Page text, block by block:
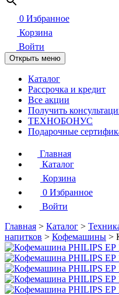
0 Избранное
Корзина
Войти
Открыть меню
Каталог
Рассрочка и кредит
Все акции
Получить
ТЕХНОБОНУС
Подарочные
Главная
Каталог
Корзина
0 Избранное
Войти
Главная > Каталог >
напитков > Кофемашины >